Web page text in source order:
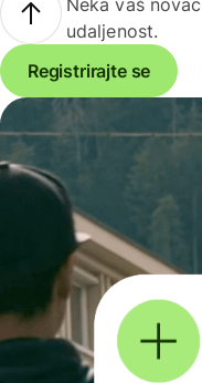
Neka vaš
udaljenost.
Registrirajte se